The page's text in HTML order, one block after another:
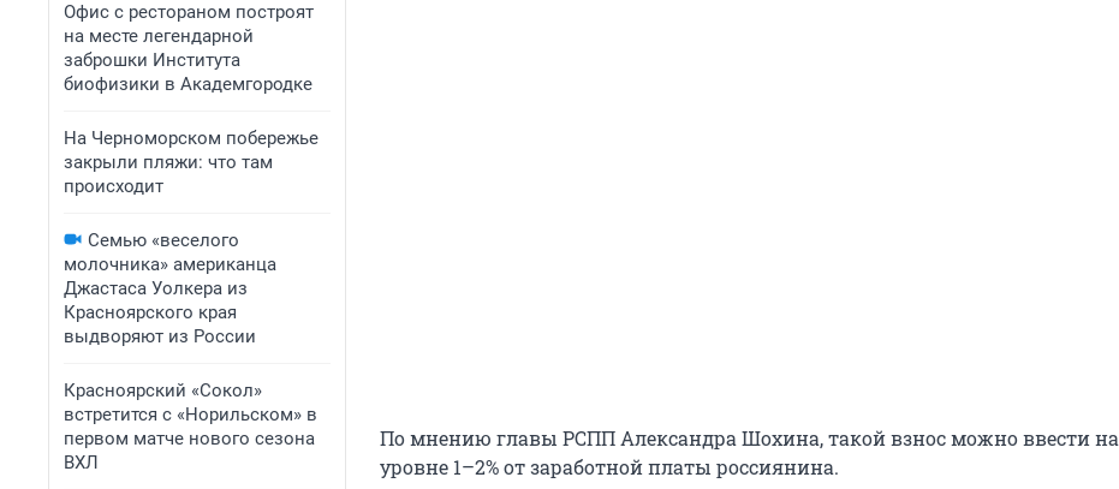
Офис с рестораном построят
на месте легендарной
заброшки Института
биофизики в Академгородке
На Черноморском побережье
закрыли пляжи: что там
происходит
Семью «веселого
молочника» американца
Джастаса Уолкера из
Красноярского края
выдворяют из России
Красноярский «Сокол»
встретится с «Норильском» в
первом матче нового сезона
ВХЛ
По мнению главы РСПП Александра Шохина, такой взнос можно ввести на
уровне 1–2% от заработной платы россиянина.